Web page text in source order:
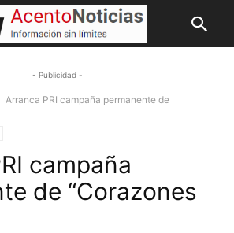
- Publicidad -
Arranca PRI campaña permanente de
campaña
de “Corazones